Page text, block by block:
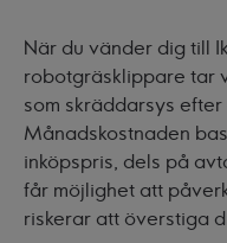
När du vänder dig till
robotgräsklippare tar
som skräddarsys
Månadskostnaden
inköpspris, dels på
får möjlighet att
riskerar att överstiga